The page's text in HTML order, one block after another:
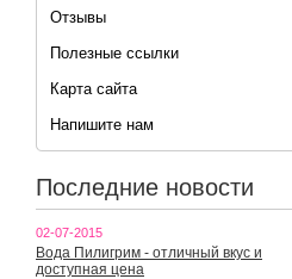
Отзывы
Полезные ссылки
Карта сайта
Напишите нам
Последние новости
02-07-2015
Вода Пилигрим - отличный вкус и
доступная цена